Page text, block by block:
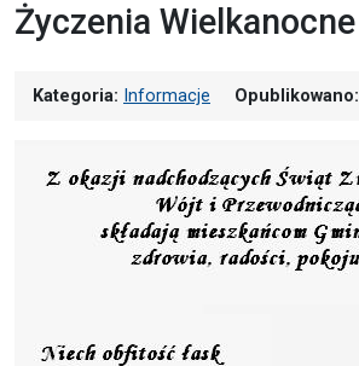
Życzenia Wielkanocne
Kategoria: Informacje Opublikowano: